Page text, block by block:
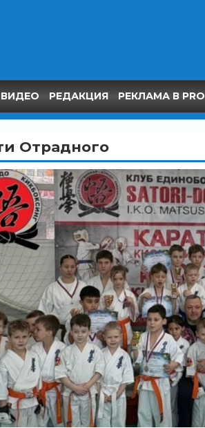
ВИДЕО РЕДАКЦИЯ РЕКЛАМА В PRO
Отрадного